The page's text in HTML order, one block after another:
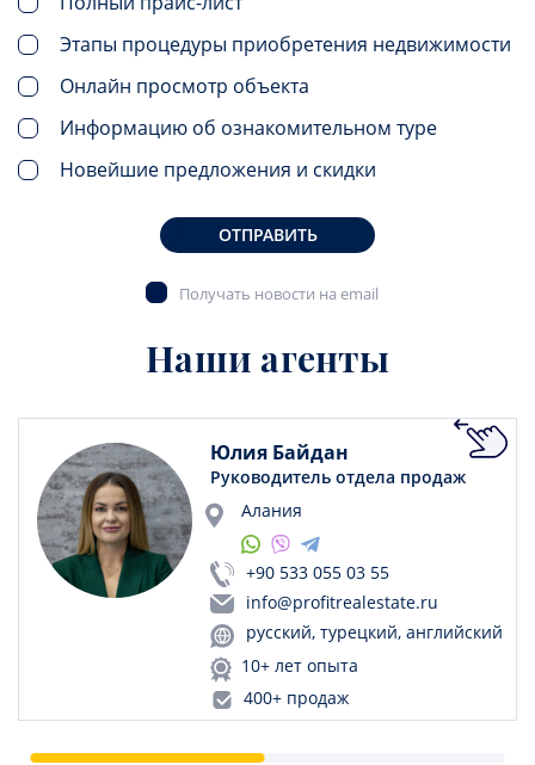
Этапы процедуры приобретения недвижимости
Онлайн просмотр объекта
Информацию об ознакомительном туре
Новейшие предложения и скидки
ОТПРАВИТЬ
Получать новости на email
Наши агенты
Юлия Байдан
Руководитель отдела продаж
Алания
+90 533 055 03 55
info@profitrealestate.ru
русский, турецкий, английский
10+ лет опыта
400+ продаж